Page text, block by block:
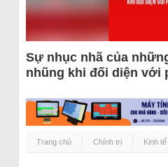
Sự nhục nhã của
nhũng khi đối diện với
Trang chủ Chính trị Kinh tế